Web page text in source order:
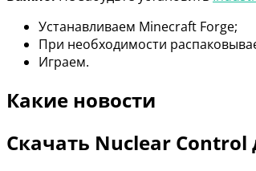
Устанавливаем Minecraft Forge;
При необходимости
Играем.
Какие новости
Скачать Nuclear